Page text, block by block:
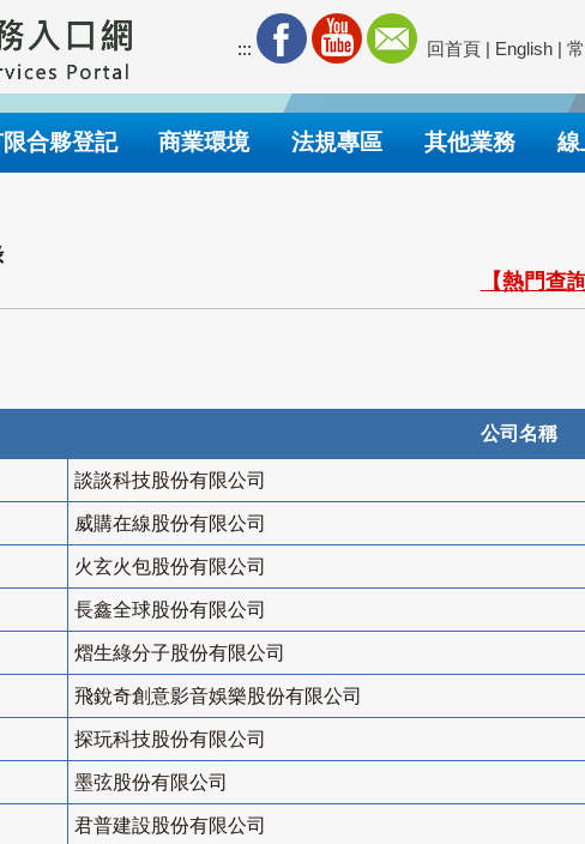
::: 回首頁 | English |
合夥登記 商業環境 法規專區 其他業務 線
【熱門查
公司名稱
談談科技股份有限公司
威購在線股份有限公司
火玄火包股份有限公司
長鑫全球股份有限公司
熠生綠分子股份有限公司
飛銳奇創意影音娛樂股份有限公司
探玩科技股份有限公司
墨弦股份有限公司
君普建設股份有限公司